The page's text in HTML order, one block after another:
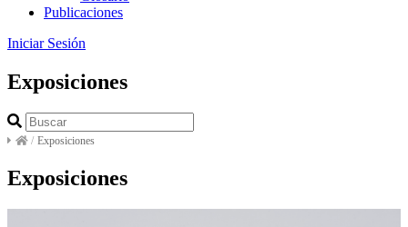
Publicaciones
Iniciar Sesión
Exposiciones
/ Exposiciones
Exposiciones